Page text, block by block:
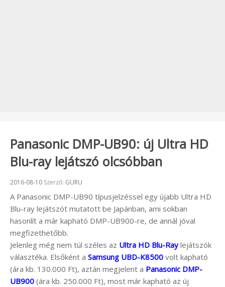
Panasonic DMP-UB90: új Ultra HD
Blu-ray lejátszó olcsóbban
Beküldve:
2016-08-10 Szerző: GURU
A Panasonic DMP-UB90 típusjelzéssel egy újabb Ultra HD
Blu-ray lejátszót mutatott be Japánban, ami sokban
hasonlít a már kapható DMP-UB900-re, de annál jóval
megfizethetőbb.
Jelenleg még nem túl széles az Ultra HD Blu-Raylejátszók
választéka. Elsőként a Samsung UBD-K8500 volt kapható
(ára kb. 130.000 Ft), aztán megjelent a Panasonic DMP-
UB900 (ára kb. 250.000 Ft), most már kapható az új